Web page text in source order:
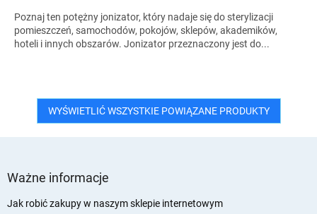
Poznaj ten potężny jonizator, który nadaje się do sterylizacji
pomieszczeń, samochodów, pokojów, sklepów, akademików,
hoteli i innych obszarów. Jonizator przeznaczony jest do...
WYŚWIETLIĆ WSZYSTKIE POWIĄZANE PRODUKTY
Ważne informacje
Jak robić zakupy w naszym sklepie internetowym